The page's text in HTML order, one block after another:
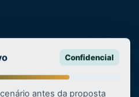
Confidencial
antes da proposta